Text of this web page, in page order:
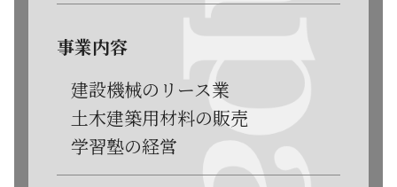
事業内容
建設機械のリース業
土木建築用材料の販売
学習塾の経営